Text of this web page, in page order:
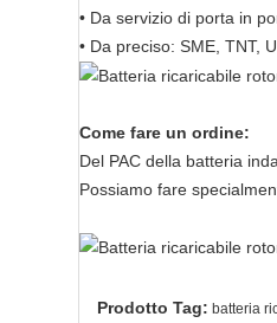
• Da servizio di porta in
• Da preciso: SME, TNT,
Come fare un ordine:
Del PAC della batteria
Possiamo fare
Prodotto Tag: batteria